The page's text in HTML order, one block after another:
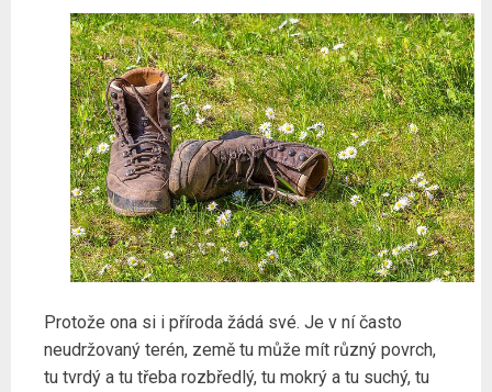
Protože ona si i příroda žádá své. Je v ní často
neudržovaný terén, země tu může mít různý povrch,
tu tvrdý a tu třeba rozbředlý, tu mokrý a tu suchý, tu